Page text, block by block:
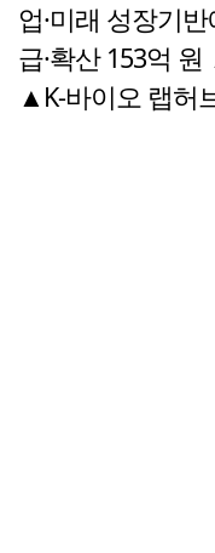
업·미래 성장기
급·확산 153억
▲K-바이오 랩허